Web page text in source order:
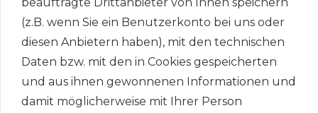
(z.B. wenn Sie ein Benutzerkonto bei uns oder
diesen Anbietern haben), mit den technischen
Daten bzw. mit den in Cookies gespeicherten
und aus ihnen gewonnenen Informationen und
damit möglicherweise mit Ihrer Person